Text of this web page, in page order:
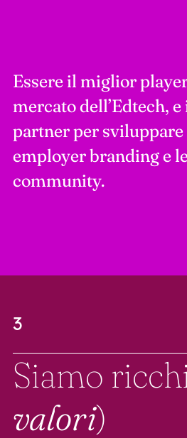
Essere il miglior
mercato dell’Edtech,
partner per
employer branding e
community.
3
Siamo
valori)